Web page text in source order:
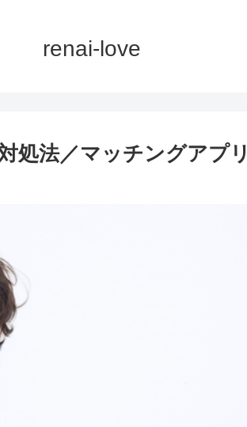
renai-love
処法／マッチングアプリ